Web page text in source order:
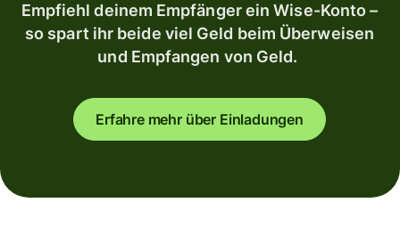
Empfiehl deinem Empfänger ein Wise-Konto –
so spart ihr beide viel Geld beim Überweisen
und Empfangen von Geld.
Erfahre mehr über Einladungen